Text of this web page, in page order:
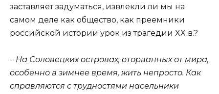
заставляет задуматься, извлекли ли мы на
самом деле как общество, как преемники
российской истории урок из трагедии XX в.?
– На Соловецких островах, оторванных от мира,
особенно в зимнее время, жить непросто. Как
справляются с трудностями насельники